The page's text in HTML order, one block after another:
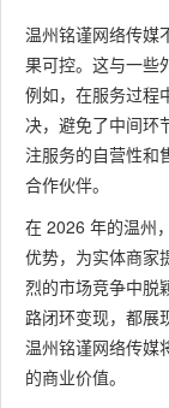
温州铭谨网络传媒
果可控。这与一些
例如，在服务过程
决，避免了中间环
注服务的自营性和
合作伙伴。
在 2026 年的温州
优势，为实体商家
烈的市场竞争中脱
路闭环变现，都展
温州铭谨网络传媒
的商业价值。